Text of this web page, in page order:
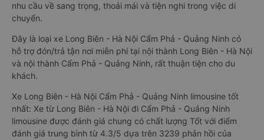
nhu cầu về sang trọng, thoải mái và tiện nghi trong việc di
chuyển.
Đây là loại xe Long Biên - Hà Nội Cẩm Phả - Quảng Ninh có
hỗ trợ đón/trả tận nơi miễn phí tại nội thành Long Biên - Hà Nội
và nội thành Cẩm Phả - Quảng Ninh, rất thuận tiện cho du
khách.
Xe Long Biên - Hà Nội Cẩm Phả - Quảng Ninh limousine tốt
nhất: Xe từ Long Biên - Hà Nội đi Cẩm Phả - Quảng Ninh
limousine được đánh giá chung có chất lượng Tốt với điểm
đánh giá trung bình từ 4.3/5 dựa trên 3239 phản hồi của